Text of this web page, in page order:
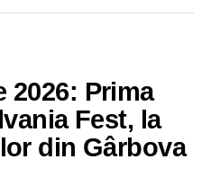
2026: Prima
Fest, la
din Gârbova